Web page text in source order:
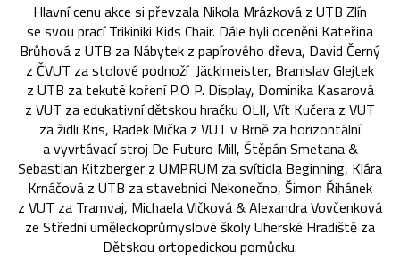
Hlavní cenu akce si převzala Nikola Mrázková z UTB Zlín
se svou prací Trikiniki Kids Chair. Dále byli oceněni Kateřina
Brůhová z UTB za Nábytek z papírového dřeva, David Černý
z ČVUT za stolové podnoží Jäcklmeister, Branislav Glejtek
z UTB za tekuté koření P.O P. Display, Dominika Kasarová
z VUT za edukativní dětskou hračku OLII, Vít Kučera z VUT
za židli Kris, Radek Mička z VUT v Brně za horizontální
a vyvrtávací stroj De Futuro Mill, Štěpán Smetana &
Sebastian Kitzberger z UMPRUM za svítidla Beginning, Klára
Krnáčová z UTB za stavebnici Nekonečno, Šimon Řihánek
z VUT za Tramvaj, Michaela Vlčková & Alexandra Vovčenková
ze Střední uměleckoprůmyslové školy Uherské Hradiště za
Dětskou ortopedickou pomůcku.